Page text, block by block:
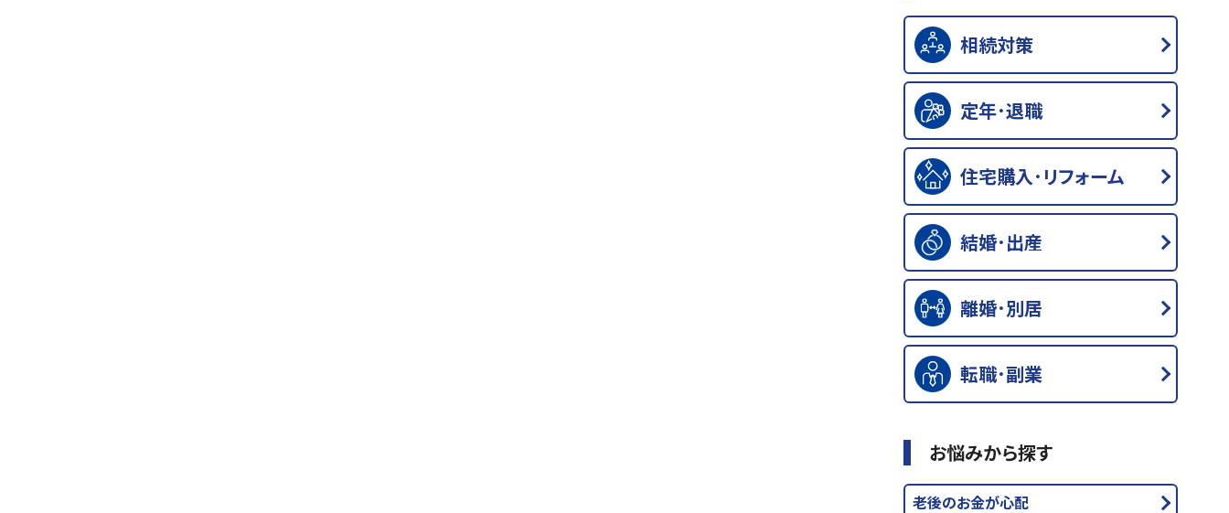
相続対策
定年･退職
住宅購入･リフォーム
結婚･出産
離婚･別居
転職･副業
お悩みから探す
老後のお金が心配